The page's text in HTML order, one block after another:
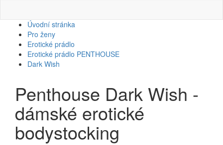
Úvodní stránka
Pro ženy
Erotické prádlo
Erotické prádlo PENTHOUSE
Dark Wish
Penthouse Dark Wish -
dámské erotické
bodystocking